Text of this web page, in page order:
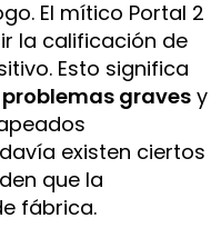
El mítico Portal 2
la calificación de
Esto significa
graves y
existen ciertos
que la
fábrica.